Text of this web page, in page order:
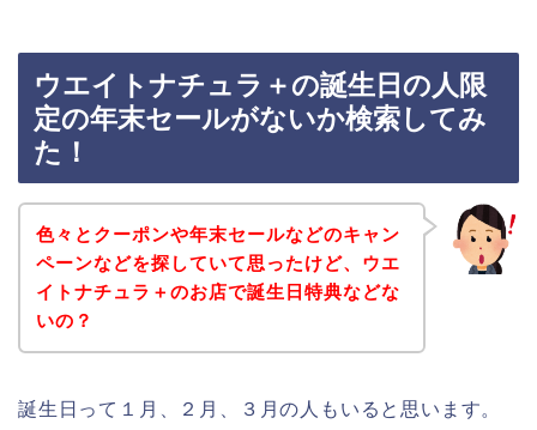
ウエイトナチュラ＋の誕生日の人限
定の年末セールがないか検索してみ
た！
色々とクーポンや年末セールなどのキャン
ペーンなどを探していて思ったけど、ウエ
イトナチュラ＋のお店で誕生日特典などな
いの？
誕生日って１月、２月、３月の人もいると思います。